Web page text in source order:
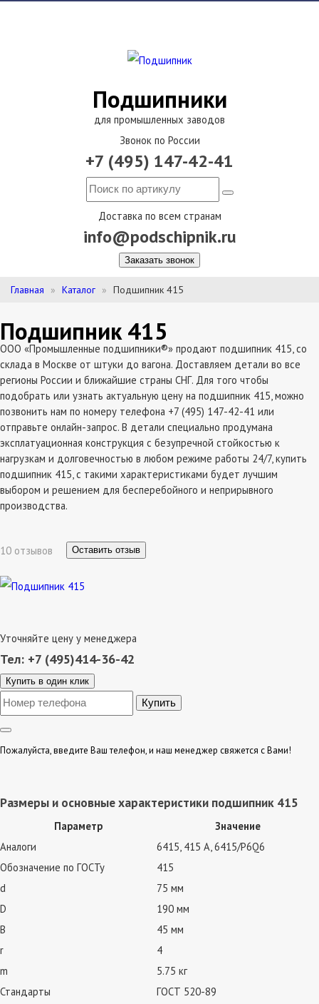
Подшипники
для промышленных заводов
Звонок по России
+7 (495) 147-42-41
Доставка по всем странам
info@podschipnik.ru
Заказать звонок
Главная Каталог Подшипник 415
Подшипник 415
ООО «Промышленные подшипники®» продают подшипник 415, со
склада в Москве от штуки до вагона. Доставляем детали во все
регионы России и ближайшие страны СНГ. Для того чтобы
подобрать или узнать актуальную цену на подшипник 415, можно
позвонить нам по номеру телефона +7 (495) 147-42-41 или
отправьте онлайн-запрос. В детали специально продумана
эксплатуационная конструкция с безупречной стойкостью к
нагрузкам и долговечностью в любом режиме работы 24/7, купить
подшипник 415, с такими характеристиками будет лучшим
выбором и решением для бесперебойного и неприрывного
производства.
10 отзывов Оставить отзыв
Уточняйте цену у менеджера
Тел: +7 (495)414-36-42
Купить в один клик
Пожалуйста, введите Ваш телефон, и наш менеджер свяжется с Вами!
Размеры и основные характеристики подшипник 415
Параметр
Значение
Аналоги
6415, 415 А, 6415/P6Q6
Обозначение по ГОСТу
415
d
75 мм
D
190 мм
B
45 мм
r
4
m
5.75 кг
Стандарты
ГОСТ 520-89